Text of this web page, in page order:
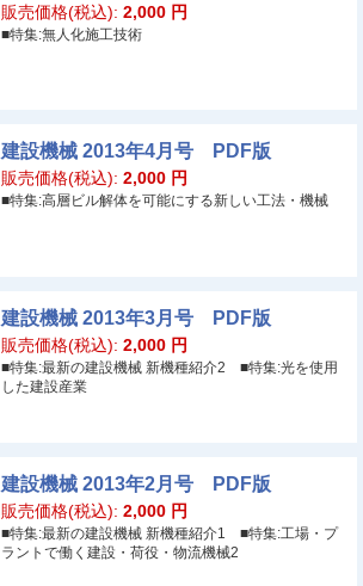
販売価格(税込): 2,000 円
■特集:無人化施工技術
建設機械 2013年4月号 PDF版
販売価格(税込): 2,000 円
■特集:高層ビル解体を可能にする新しい工法・機械
建設機械 2013年3月号 PDF版
販売価格(税込): 2,000 円
■特集:最新の建設機械 新機種紹介2 ■特集:光を使用
した建設産業
建設機械 2013年2月号 PDF版
販売価格(税込): 2,000 円
■特集:最新の建設機械 新機種紹介1 ■特集:工場・プ
ラントで働く建設・荷役・物流機械2